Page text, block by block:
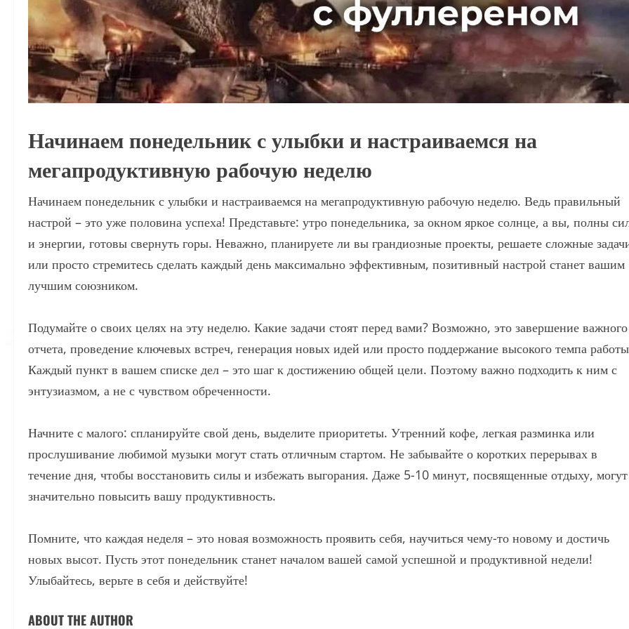
Начинаем понедельник с улыбки и настраиваемся на
мегапродуктивную рабочую неделю
Начинаем понедельник с улыбки и настраиваемся на мегапродуктивную рабочую неделю. Ведь правильный
настрой – это уже половина успеха! Представьте: утро понедельника, за окном яркое солнце, а вы, полны
и энергии, готовы свернуть горы. Неважно, планируете ли вы грандиозные проекты, решаете сложные
или просто стремитесь сделать каждый день максимально эффективным, позитивный настрой станет вашим
лучшим союзником.
Подумайте о своих целях на эту неделю. Какие задачи стоят перед вами? Возможно, это завершение важного
отчета, проведение ключевых встреч, генерация новых идей или просто поддержание высокого темпа
Каждый пункт в вашем списке дел – это шаг к достижению общей цели. Поэтому важно подходить к ним с
энтузиазмом, а не с чувством обреченности.
Начните с малого: спланируйте свой день, выделите приоритеты. Утренний кофе, легкая разминка или
прослушивание любимой музыки могут стать отличным стартом. Не забывайте о коротких перерывах в
течение дня, чтобы восстановить силы и избежать выгорания. Даже 5-10 минут, посвященные отдыху, могут
значительно повысить вашу продуктивность.
Помните, что каждая неделя – это новая возможность проявить себя, научиться чему-то новому и достичь
новых высот. Пусть этот понедельник станет началом вашей самой успешной и продуктивной недели!
Улыбайтесь, верьте в себя и действуйте!
ABOUT THE AUTHOR